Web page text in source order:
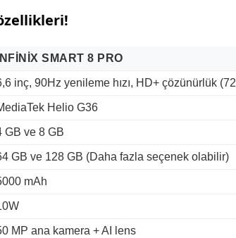
INFINIX SMART 8 PRO
inç, 90Hz yenileme hızı, HD+ çözünürlük
Helio G36
GB ve 8 GB
GB ve 128 GB (Daha fazla seçenek olabilir)
mAh
MP ana kamera + AI lens